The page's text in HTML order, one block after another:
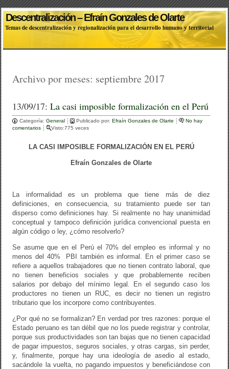
Descentralización – Efraín Gonzales de Olarte
Temas de descentralización y regionalización para el desarrollo humano y territorial
Archivo por meses: septiembre 2017
13/09/17:La casi imposible formalización en el Perú
Categoría:General Publicado por:Efraín Gonzales de Olarte
No hay
comentarios
Visto:775 veces
LA CASI IMPOSIBLE FORMALIZACIÓN EN EL PERÚ
Efraín Gonzales de Olarte
La informalidad es un problema que tiene más de diez
definiciones, en consecuencia, su tratamiento puede ser tan
disperso como definiciones hay. Si realmente no hay unanimidad
conceptual y tampoco definición jurídica convencional puesta en
algún código o ley, ¿cómo resolverlo?
Se asume que en el Perú el 70% del empleo es informal y no
menos del 40% PBI también es informal. En el primer caso se
refiere a aquellos trabajadores que no tienen contrato laboral, que
no tienen beneficios sociales y que probablemente reciben
salarios por debajo del mínimo legal. En el segundo caso los
productores no tienen un RUC, es decir no tienen un registro
tributario que los incorpore como contribuyentes.
¿Por qué no se formalizan? En verdad por tres razones: porque el
Estado peruano es tan débil que no los puede registrar y controlar,
porque sus productividades son tan bajas que no tienen capacidad
de pagar impuestos, seguros sociales, y otras cargas, sin perder,
y, finalmente, porque hay una ideología de asedio al estado,
sacándole la vuelta, no pagando impuestos y beneficiándose con